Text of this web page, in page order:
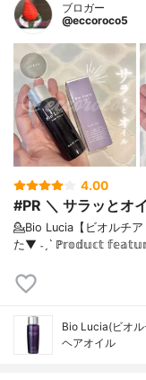
ブロガー
@eccoroco5
4.00
#PR ＼ サラッとオ
💁Bio Lucia【ビオルチ
た⁡⁡⁡⁡▼⁡⁡ ˗ˏˋ ℙ𝕣𝕠𝕕𝕦𝕔𝕥
Bio Lucia(ビオル
ヘアオイル